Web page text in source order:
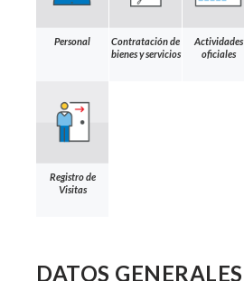
Personal
Contratación de
bienes y servicios
Actividades
oficiales
Registro de
Visitas
DATOS GENERALES